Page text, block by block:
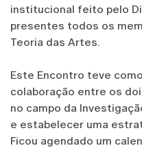
institucional feito pelo
presentes todos os
Teoria das Artes.
Este Encontro teve
colaboração entre os
no campo da
e estabelecer uma
Ficou agendado um